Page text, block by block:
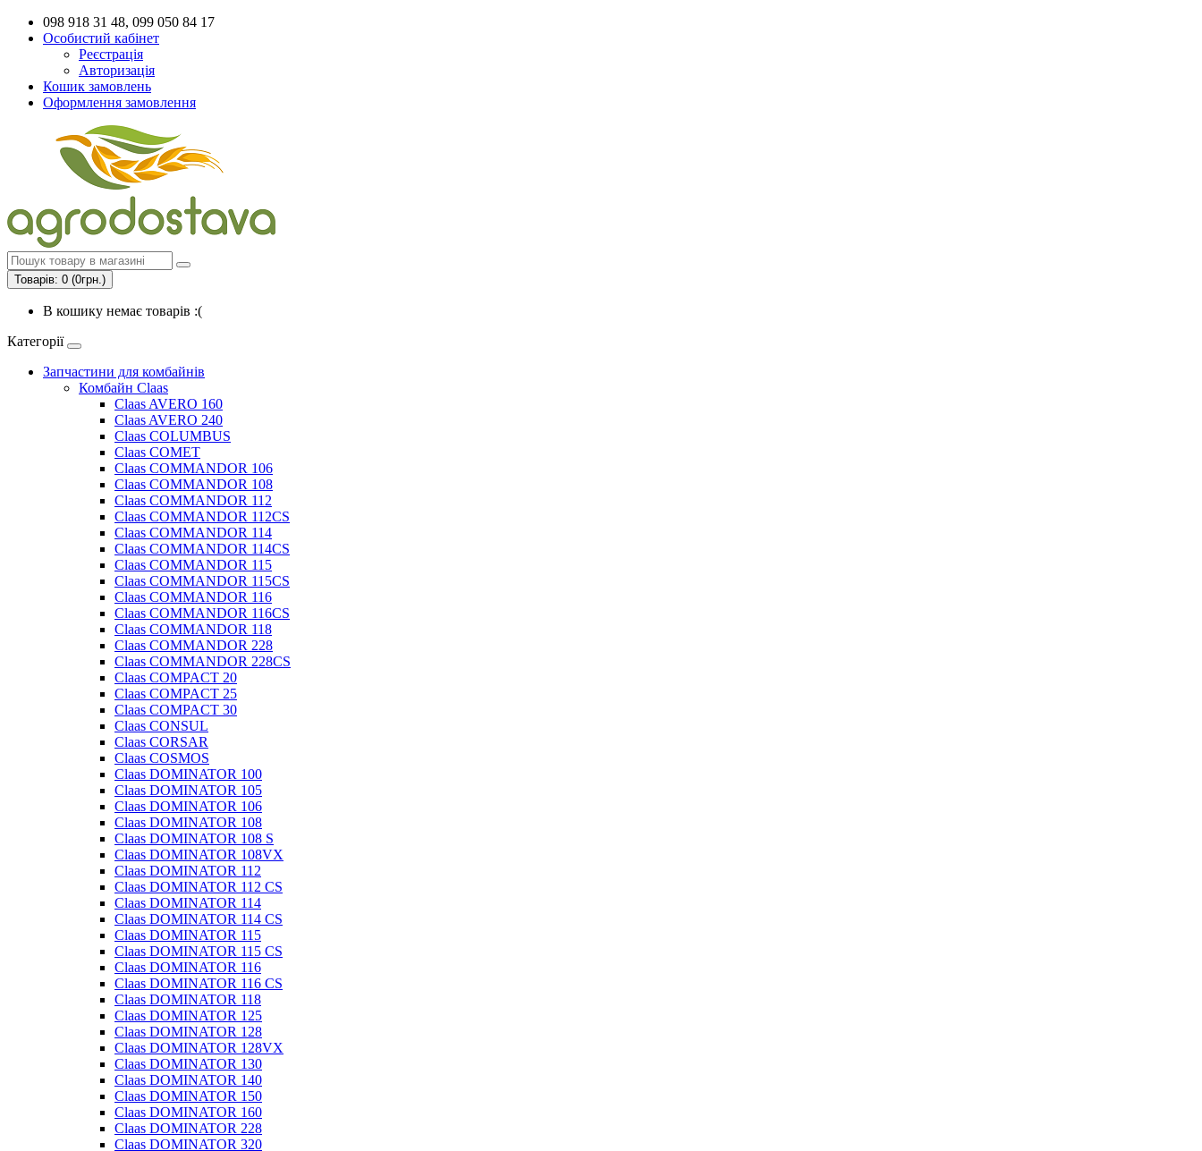
098 918 31 48, 099 050 84 17
Особистий кабінет
Реєстрація
Авторизація
Кошик замовлень
Оформлення замовлення
Товарів: 0 (0грн.)
В кошику немає товарів :(
Категорії
Запчастини для комбайнів
Комбайн Claas
Claas AVERO 160
Claas AVERO 240
Claas COLUMBUS
Claas COMET
Claas COMMANDOR 106
Claas COMMANDOR 108
Claas COMMANDOR 112
Claas COMMANDOR 112CS
Claas COMMANDOR 114
Claas COMMANDOR 114CS
Claas COMMANDOR 115
Claas COMMANDOR 115CS
Claas COMMANDOR 116
Claas COMMANDOR 116CS
Claas COMMANDOR 118
Claas COMMANDOR 228
Claas COMMANDOR 228CS
Claas COMPACT 20
Claas COMPACT 25
Claas COMPACT 30
Claas CONSUL
Claas CORSAR
Claas COSMOS
Claas DOMINATOR 100
Claas DOMINATOR 105
Claas DOMINATOR 106
Claas DOMINATOR 108
Claas DOMINATOR 108 S
Claas DOMINATOR 108VX
Claas DOMINATOR 112
Claas DOMINATOR 112 CS
Claas DOMINATOR 114
Claas DOMINATOR 114 CS
Claas DOMINATOR 115
Claas DOMINATOR 115 CS
Claas DOMINATOR 116
Claas DOMINATOR 116 CS
Claas DOMINATOR 118
Claas DOMINATOR 125
Claas DOMINATOR 128
Claas DOMINATOR 128VX
Claas DOMINATOR 130
Claas DOMINATOR 140
Claas DOMINATOR 150
Claas DOMINATOR 160
Claas DOMINATOR 228
Claas DOMINATOR 320